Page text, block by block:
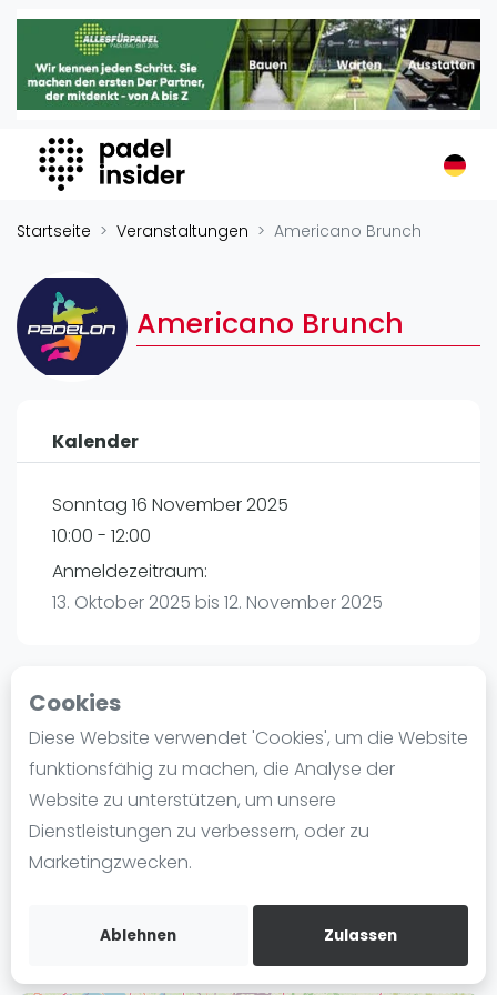
Cookies
Diese Website verwendet 'Cookies', um die Website
funktionsfähig zu machen, die Analyse der
Website zu unterstützen, um unsere
Dienstleistungen zu verbessern, oder zu
Marketingzwecken.
Ablehnen Zulassen
Padel Insider
Home
Organisationen
Buchungssysteme
Padel-Shops
Padelplatzbauer
Verschiedenes
Veranstaltungen
International
Ranking
Männer
Frauen
Blog
Die Geschichte von Padel
Regeln und Punktzählung
Padel Schläge
Video
Startseite Veranstaltungen Americano Brunch
Americano Brunch
Kalender
Sonntag 16 November 2025
10:00 - 12:00
Anmeldezeitraum:
13. Oktober 2025 bis 12. November 2025
Playtomic
Padelon Düsseldorf | Düsseldorf
Diepenstr. 83
40625Düsseldorf
Routebeschrijving